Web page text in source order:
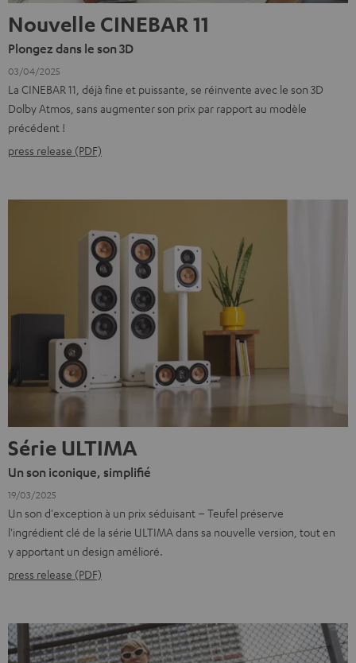
Nouvelle CINEBAR 11
Plongez dans le son 3D
03/04/2025
La CINEBAR 11, déjà fine et puissante, se réinvente avec le son 3D
Dolby Atmos, sans augmenter son prix par rapport au modèle
précédent !
press release (PDF)
Série ULTIMA
Un son iconique, simplifié
19/03/2025
Un son d'exception à un prix séduisant – Teufel préserve
l'ingrédient clé de la série ULTIMA dans sa nouvelle version, tout en
y apportant un design amélioré.
press release (PDF)